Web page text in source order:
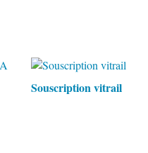
Souscription vitrail